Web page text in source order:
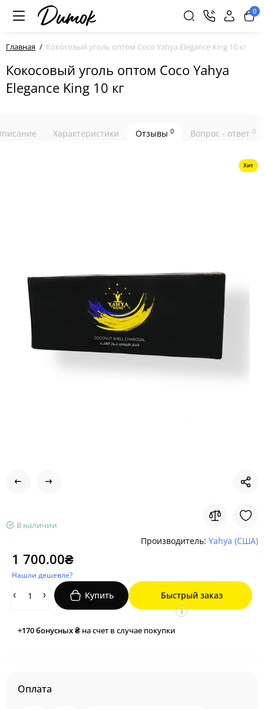
0
Главная Кокосовый уголь оптом Coco Yahya Elegance King 10 кг
Кокосовый уголь оптом Coco Yahya
Elegance King 10 кг
Характеристики Отзывы 0 Вопрос - ответ 0
Хит
В наличии
Производитель: Yahya (США)
1 700.00₴
Нашли дешевле?
Купить Быстрый заказ
+170бонусных ₴ на счет в случае покупки
i
Оплата